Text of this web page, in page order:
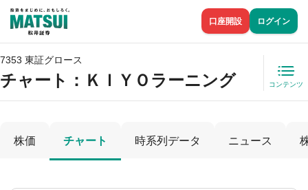
口座開設 ログイン
7353 東証グロース
チャート： ＫＩＹＯラーニング コンテンツ
株価 チャート 時系列データ ニュース